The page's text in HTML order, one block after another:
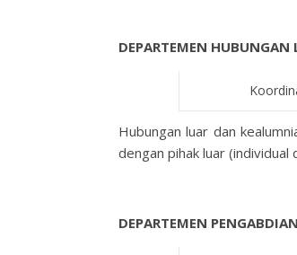
DEPARTEMEN
Hubungan luar dan
dengan pihak luar (individual
DEPARTEMEN